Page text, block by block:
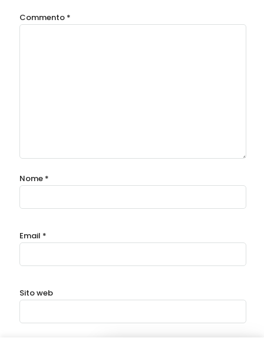
Commento *
Nome *
Email *
Sito web